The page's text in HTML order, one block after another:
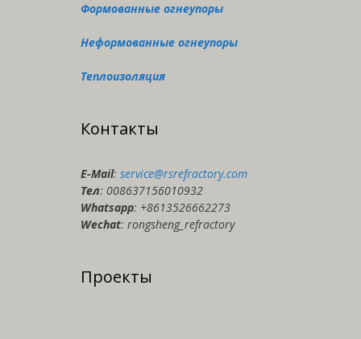
Формованные огнеупоры
Неформованные огнеупоры
Теплоизоляция
Контакты
E-Мail: service@rsrefractory.com
Тел: 008637156010932
Whatsapp: +8613526662273
Wechat: rongsheng_refractory
Проекты